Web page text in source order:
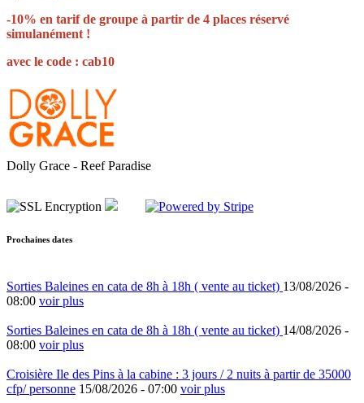
-10% en tarif de groupe à partir de 4 places réservé
simulanément !
avec le code : cab10
Dolly Grace - Reef Paradise
Prochaines dates
Sorties Baleines en cata de 8h à 18h ( vente au ticket) 13/08/2026 -
08:00 voir plus
Sorties Baleines en cata de 8h à 18h ( vente au ticket) 14/08/2026 -
08:00 voir plus
Croisière Ile des Pins à la cabine : 3 jours / 2 nuits à partir de 35000
cfp/ personne 15/08/2026 - 07:00 voir plus